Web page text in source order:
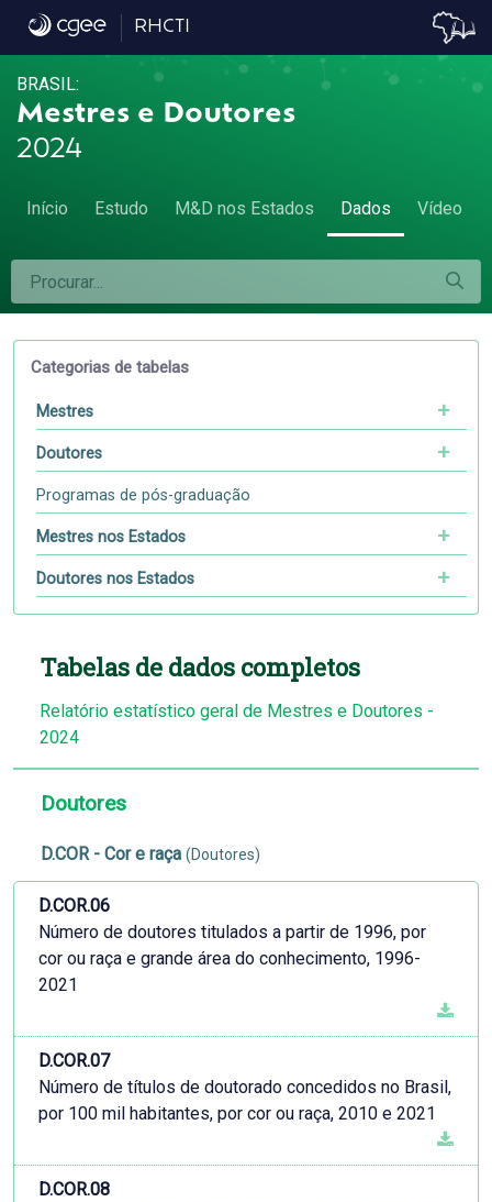
Dados RHCTI
BRASIL:
Mestres e Doutores
2024
Início Estudo M&D nos Estados Dados Vídeo
Categorias de tabelas
Mestres
Doutores
Programas de pós-graduação
Mestres nos Estados
Doutores nos Estados
Tabelas de dados completos
Relatório estatístico geral de Mestres e Doutores -
2024
Doutores
D.COR - Cor e raça (Doutores)
D.COR.06
Número de doutores titulados a partir de 1996, por
cor ou raça e grande área do conhecimento, 1996-
2021
D.COR.07
Número de títulos de doutorado concedidos no Brasil,
por 100 mil habitantes, por cor ou raça, 2010 e 2021
D.COR.08